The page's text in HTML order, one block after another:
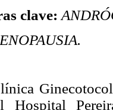
clave:
Hospital